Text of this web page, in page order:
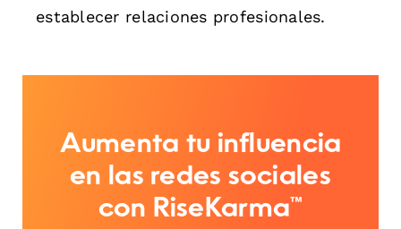
establecer relaciones profesionales.
Aumenta tu influencia
en las redes sociales
con RiseKarma™